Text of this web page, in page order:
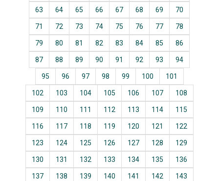
63 64 65 66 67 68 69 70
71 72 73 74 75 76 77 78
79 80 81 82 83 84 85 86
87 88 89 90 91 92 93 94
95 96 97 98 99 100 101
102 103 104 105 106 107 108
109 110 111 112 113 114 115
116 117 118 119 120 121 122
123 124 125 126 127 128 129
130 131 132 133 134 135 136
137 138 139 140 141 142 143